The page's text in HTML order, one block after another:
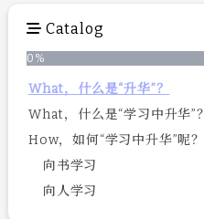
Catalog
0 %
What，什么是“升华”？
What，什么是“学习中升华”？
How，如何“学习中升华”呢？
向书学习
向人学习